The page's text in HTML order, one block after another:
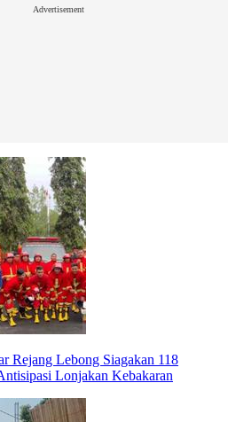
Advertisement
Rejang Lebong Siagakan 118
Lonjakan Kebakaran